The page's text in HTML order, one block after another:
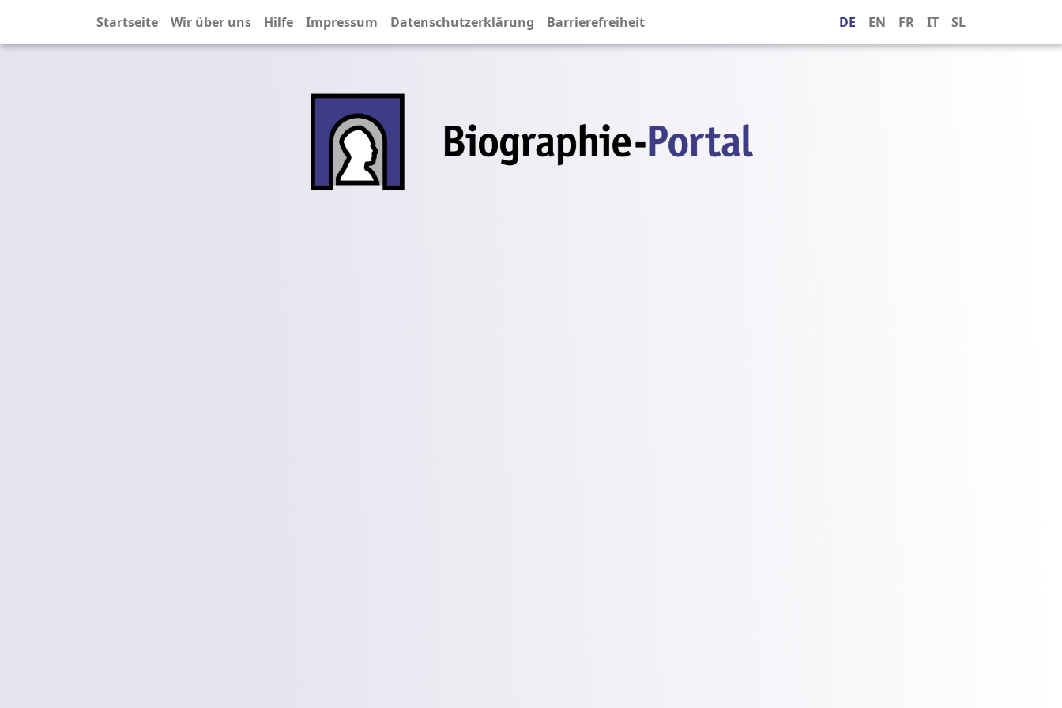
Startseite Wir über uns Hilfe Impressum Datenschutzerklärung Barrierefreiheit DE EN FR IT SL